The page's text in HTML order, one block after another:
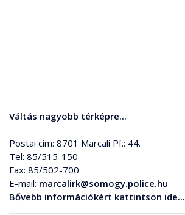
Váltás nagyobb térképre...
Postai cím: 8701 Marcali Pf.: 44.
Tel: 85/515-150
Fax: 85/502-700
E-mail: marcalirk@somogy.police.hu
Bővebb információkért kattintson ide...